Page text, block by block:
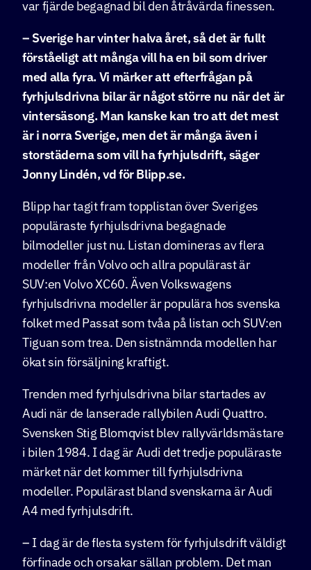
var fjärde begagnad bil den åtråvärda finessen.
– Sverige har vinter halva året, så det är fullt
förståeligt att många vill ha en bil som driver
med alla fyra. Vi märker att efterfrågan på
fyrhjulsdrivna bilar är något större nu när det är
vintersäsong. Man kanske kan tro att det mest
är i norra Sverige, men det är många även i
storstäderna som vill ha fyrhjulsdrift, säger
Jonny Lindén, vd för Blipp.se.
Blipp har tagit fram topplistan över Sveriges
populäraste fyrhjulsdrivna begagnade
bilmodeller just nu. Listan domineras av flera
modeller från Volvo och allra populärast är
SUV:en Volvo XC60. Även Volkswagens
fyrhjulsdrivna modeller är populära hos svenska
folket med Passat som tvåa på listan och SUV:en
Tiguan som trea. Den sistnämnda modellen har
ökat sin försäljning kraftigt.
Trenden med fyrhjulsdrivna bilar startades av
Audi när de lanserade rallybilen Audi Quattro.
Svensken Stig Blomqvist blev rallyvärldsmästare
i bilen 1984. I dag är Audi det tredje populäraste
märket när det kommer till fyrhjulsdrivna
modeller. Populärast bland svenskarna är Audi
A4 med fyrhjulsdrift.
– I dag är de flesta system för fyrhjulsdrift väldigt
förfinade och orsakar sällan problem. Det man